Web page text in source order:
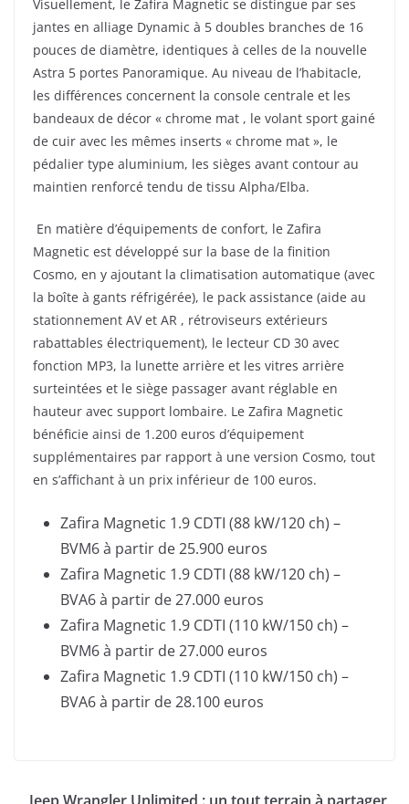
Visuellement, le Zafira Magnetic se distingue par ses
jantes en alliage Dynamic à 5 doubles branches de 16
pouces de diamètre, identiques à celles de la nouvelle
Astra 5 portes Panoramique. Au niveau de l’habitacle,
les différences concernent la console centrale et les
bandeaux de décor « chrome mat , le volant sport gainé
de cuir avec les mêmes inserts « chrome mat », le
pédalier type aluminium, les sièges avant contour au
maintien renforcé tendu de tissu Alpha/Elba.
En matière d’équipements de confort, le Zafira
Magnetic est développé sur la base de la finition
Cosmo, en y ajoutant la climatisation automatique (avec
la boîte à gants réfrigérée), le pack assistance (aide au
stationnement AV et AR , rétroviseurs extérieurs
rabattables électriquement), le lecteur CD 30 avec
fonction MP3, la lunette arrière et les vitres arrière
surteintées et le siège passager avant réglable en
hauteur avec support lombaire. Le Zafira Magnetic
bénéficie ainsi de 1.200 euros d’équipement
supplémentaires par rapport à une version Cosmo, tout
en s’affichant à un prix inférieur de 100 euros.
Zafira Magnetic 1.9 CDTI (88 kW/120 ch) –
BVM6 à partir de 25.900 euros
Zafira Magnetic 1.9 CDTI (88 kW/120 ch) –
BVA6 à partir de 27.000 euros
Zafira Magnetic 1.9 CDTI (110 kW/150 ch) –
BVM6 à partir de 27.000 euros
Zafira Magnetic 1.9 CDTI (110 kW/150 ch) –
BVA6 à partir de 28.100 euros